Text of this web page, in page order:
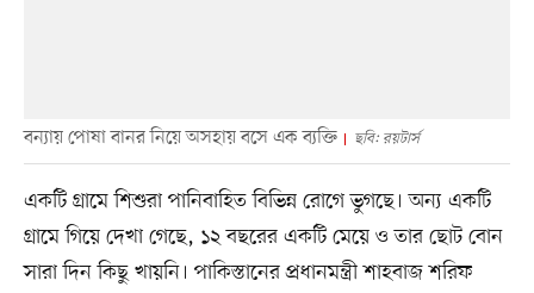
বন্যায় পোষা বানর নিয়ে অসহায় বসে এক ব্যক্তি ছবি: রয়টার্স
একটি গ্রামে শিশুরা পানিবাহিত বিভিন্ন রোগে ভুগছে। অন্য একটি
গ্রামে গিয়ে দেখা গেছে, ১২ বছরের একটি মেয়ে ও তার ছোট বোন
সারা দিন কিছু খায়নি। পাকিস্তানের প্রধানমন্ত্রী শাহবাজ শরিফ